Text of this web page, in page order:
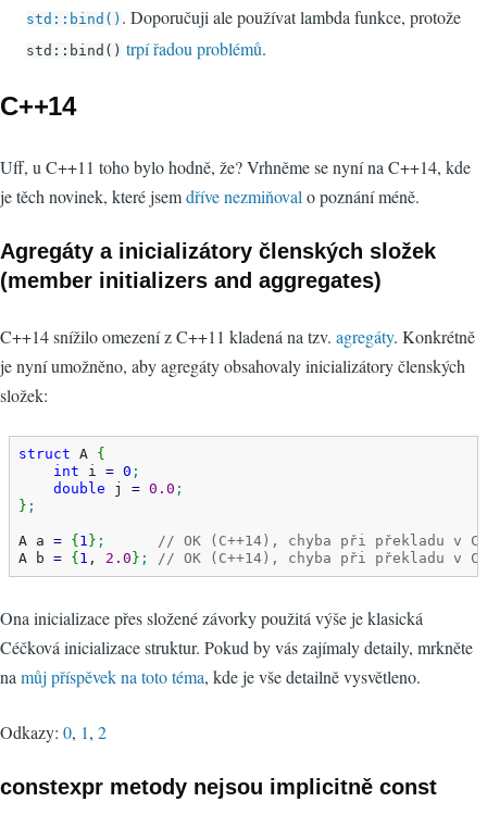
std::bind() . Doporučuji ale používat lambda funkce, protože
std::bind() trpí řadou problémů.
C++14
Uff, u C++11 toho bylo hodně, že? Vrhněme se nyní na C++14, kde
je těch novinek, které jsemdříve nezmiňoval o poznání méně.
Agregáty a inicializátory členských složek
(member initializers and aggregates)
C++14 snížilo omezení z C++11 kladená na tzv. agregáty. Konkrétně
je nyní umožněno, aby agregáty obsahovaly inicializátory členských
složek:
struct A {
int i = 0 ;
double j = 0.0 ;
} ;
A a = { 1 } ;
// OK (C++14), chyba při překladu v
A b = { 1 , 2.0 } ; // OK (C++14), chyba při překladu v
Ona inicializace přes složené závorky použitá výše je klasická
Céčková inicializace struktur. Pokud by vás zajímaly detaily, mrkněte
na můj příspěvek na toto téma, kde je vše detailně vysvětleno.
Odkazy: 0, 1, 2
constexpr metody nejsou implicitně const